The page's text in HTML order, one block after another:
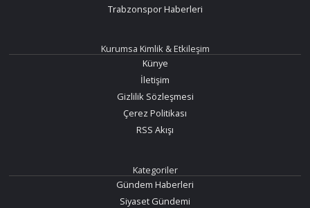
Trabzonspor Haberleri
Kurumsa Kimlik & Etkileşim
Künye
İletişim
Gizlilik Sözleşmesi
Çerez Politikası
RSS Akışı
Kategoriler
Gündem Haberleri
Siyaset Gündemi